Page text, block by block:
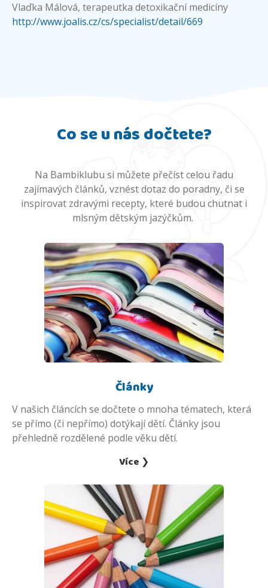
Vlaďka Málová, terapeutka detoxikační medicíny
http://www.joalis.cz/cs/specialist/detail/669
Co se u nás dočtete?
Na Bambiklubu si můžete přečíst celou řadu
zajímavých článků, vznést dotaz do poradny, či se
inspirovat zdravými recepty, které budou chutnat i
mlsným dětským jazýčkům.
Články
V našich článcích se dočtete o mnoha tématech, která
se přímo (či nepřímo) dotýkají dětí. Články jsou
přehledně rozdělené podle věku dětí.
Více ❯